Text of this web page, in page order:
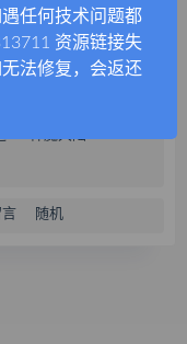
梦幻契约
秦时明月
将星录
言 随机
任何技术问题都
资源链接失
法修复，会返还